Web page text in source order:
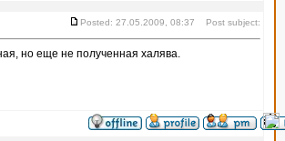
Posted: 27.05.2009, 08:37 Post subject:
но еще не полученная халява.